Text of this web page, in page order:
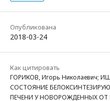
Опубликована
2018-03-24
Как цитировать
ГОРИКОВ, Игорь Николаевич;
СОСТОЯНИЕ
ПЕЧЕНИ У НОВОРОЖДЕННЫХ ОТ